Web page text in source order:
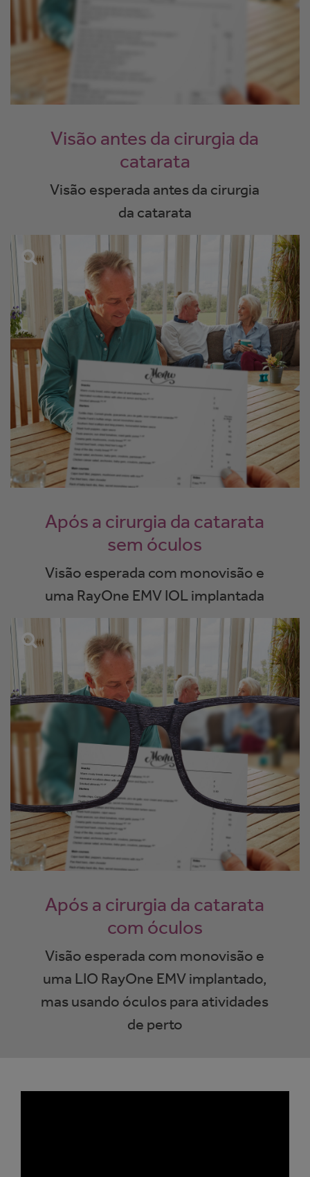
Visão antes da cirurgia da
catarata
Visão esperada antes da cirurgia
da catarata
Após a cirurgia da catarata
sem óculos
Visão esperada com monovisão e
uma RayOne EMV IOL implantada
Após a cirurgia da catarata
com óculos
Visão esperada com monovisão e
uma LIO RayOne EMV implantado,
mas usando óculos para atividades
de perto